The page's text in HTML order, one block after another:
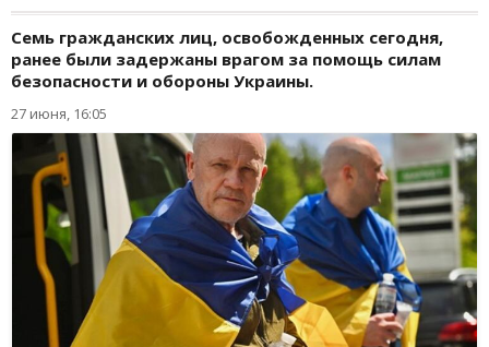
Семь гражданских лиц, освобожденных сегодня,
ранее были задержаны врагом за помощь силам
безопасности и обороны Украины.
27 июня, 16:05